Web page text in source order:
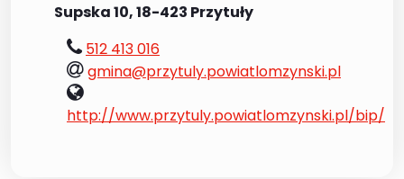
Supska 10, 18-423 Przytuły
tel.:
512 413 016
e-
mail:
gmina@przytuly.powiatlomzynski.pl
www:
http://www.przytuly.powiatlomzynski.pl/bip/